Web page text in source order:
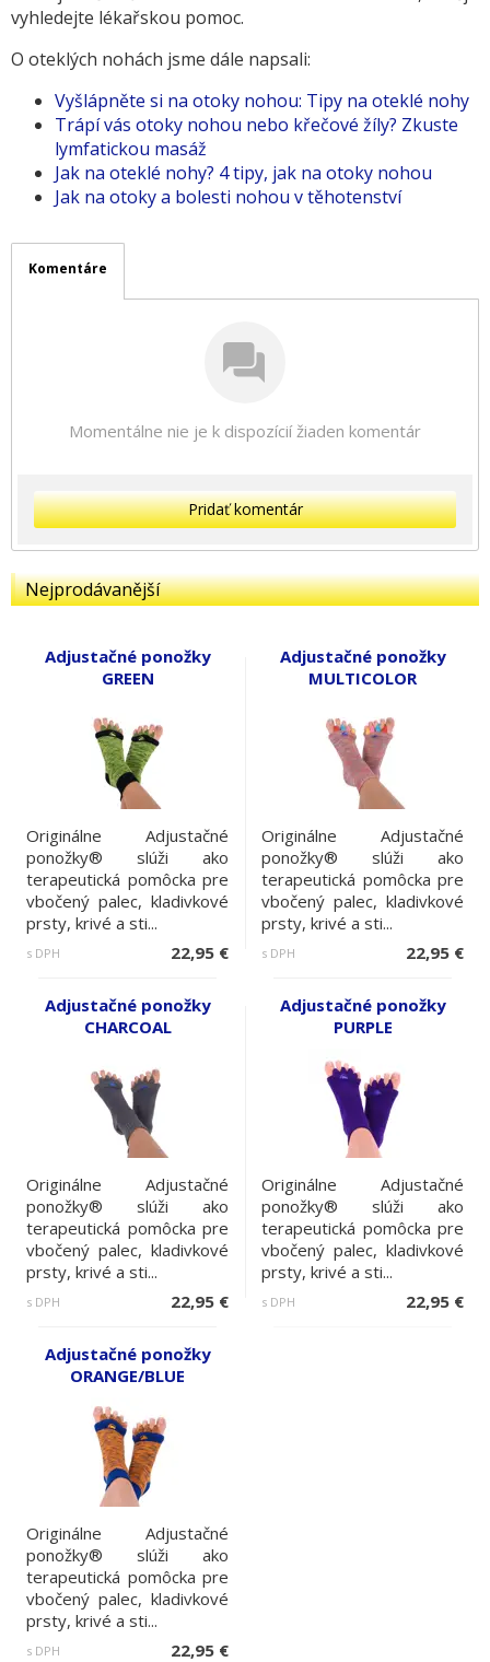
vyhledejte lékařskou pomoc.
O oteklých nohách jsme dále napsali:
Vyšlápněte si na otoky nohou: Tipy na oteklé nohy
Trápí vás otoky nohou nebo křečové žíly? Zkuste
lymfatickou masáž
Jak na oteklé nohy? 4 tipy, jak na otoky nohou
Jak na otoky a bolesti nohou v těhotenství
Komentáre
Momentálne nie je k dispozícií žiaden komentár
Pridať komentár
Nejprodávanější
Adjustačné ponožky
GREEN
Originálne Adjustačné
ponožky® slúži ako
terapeutická pomôcka pre
vbočený palec, kladivkové
prsty, krivé a sti...
s DPH 22,95 €
Adjustačné ponožky
MULTICOLOR
Originálne Adjustačné
ponožky® slúži ako
terapeutická pomôcka pre
vbočený palec, kladivkové
prsty, krivé a sti...
s DPH 22,95 €
Adjustačné ponožky
CHARCOAL
Originálne Adjustačné
ponožky® slúži ako
terapeutická pomôcka pre
vbočený palec, kladivkové
prsty, krivé a sti...
s DPH 22,95 €
Adjustačné ponožky
PURPLE
Originálne Adjustačné
ponožky® slúži ako
terapeutická pomôcka pre
vbočený palec, kladivkové
prsty, krivé a sti...
s DPH 22,95 €
Adjustačné ponožky
ORANGE/BLUE
Originálne Adjustačné
ponožky® slúži ako
terapeutická pomôcka pre
vbočený palec, kladivkové
prsty, krivé a sti...
s DPH 22,95 €